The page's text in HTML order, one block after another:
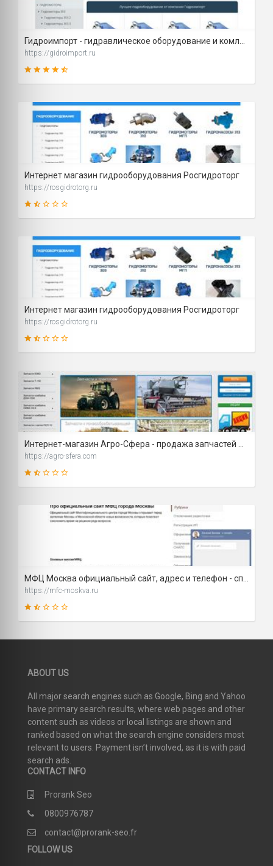
SCORE
83
SCORE
https://gidroimport.ru
32
SCORE
Интернет магазин гидрооборудования Росгидроторг
https://rosgidrotorg.ru
37
SCORE
Интернет магазин гидрооборудования Росгидроторг
https://rosgidrotorg.ru
https://agro-sfera.com
SCORE
https://mfc-moskva.ru
ABOUT US
All major search engines such as Google, Bing and Yahoo
have primary search results, where web pages and other
content such as videos or local listings are shown and
ranked based on what the search engine considers most
relevant to users. Payment isn’t involved, as it is with paid
search ads.
CONTACT INFO
Prorank Seo
0800976787
contact@prorank-seo.fr
FOLLOW US